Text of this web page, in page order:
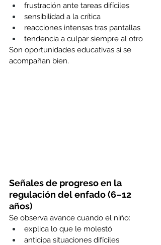
frustración ante tareas difíciles
sensibilidad a la crítica
reacciones intensas tras pantallas
tendencia a culpar siempre al otro
Son oportunidades educativas si se
acompañan bien.
Señales de progreso en la
regulación del enfado (6–12
años)
Se observa avance cuando el niño:
explica lo que le molestó
anticipa situaciones difíciles